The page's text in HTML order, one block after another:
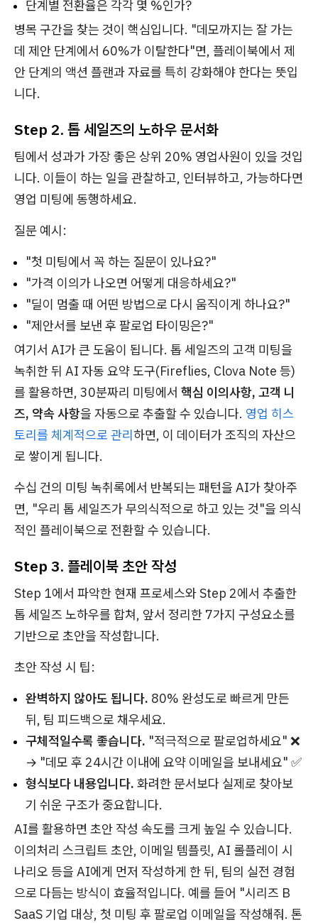
단계별 전환율은 각각 몇 %인가?
병목 구간을 찾는 것이 핵심입니다. "데모까지는 잘 가는
데 제안 단계에서 60%가 이탈한다"면, 플레이북에서 제
안 단계의 액션 플랜과 자료를 특히 강화해야 한다는 뜻입
니다.
Step 2. 톱 세일즈의 노하우 문서화
팀에서 성과가 가장 좋은 상위 20% 영업사원이 있을 것입
니다. 이들이 하는 일을 관찰하고, 인터뷰하고, 가능하다면
영업 미팅에 동행하세요.
질문 예시:
"첫 미팅에서 꼭 하는 질문이 있나요?"
"가격 이의가 나오면 어떻게 대응하세요?"
"딜이 멈출 때 어떤 방법으로 다시 움직이게 하나요?"
"제안서를 보낸 후 팔로업 타이밍은?"
여기서 AI가 큰 도움이 됩니다. 톱 세일즈의 고객 미팅을
녹취한 뒤 AI 자동 요약 도구(Fireflies, Clova Note 등)
를 활용하면, 30분짜리 미팅에서 핵심 이의사항, 고객 니
즈, 약속 사항을 자동으로 추출할 수 있습니다. 영업 히스
토리를 체계적으로 관리하면, 이 데이터가 조직의 자산으
로 쌓이게 됩니다.
수십 건의 미팅 녹취록에서 반복되는 패턴을 AI가 찾아주
면, "우리 톱 세일즈가 무의식적으로 하고 있는 것"을 의식
적인 플레이북으로 전환할 수 있습니다.
Step 3. 플레이북 초안 작성
Step 1에서 파악한 현재 프로세스와 Step 2에서 추출한
톱 세일즈 노하우를 합쳐, 앞서 정리한 7가지 구성요소를
기반으로 초안을 작성합니다.
초안 작성 시 팁:
완벽하지 않아도 됩니다. 80% 완성도로 빠르게 만든
뒤, 팀 피드백으로 채우세요.
구체적일수록 좋습니다. "적극적으로 팔로업하세요" ❌
→ "데모 후 24시간 이내에 요약 이메일을 보내세요" ✅
형식보다 내용입니다. 화려한 문서보다 실제로 찾아보
기 쉬운 구조가 중요합니다.
AI를 활용하면 초안 작성 속도를 크게 높일 수 있습니다.
이의처리 스크립트 초안, 이메일 템플릿, AI 롤플레이 시
나리오 등을 AI에게 먼저 작성하게 한 뒤, 팀의 실전 경험
으로 다듬는 방식이 효율적입니다. 예를 들어 "시리즈 B
SaaS 기업 대상, 첫 미팅 후 팔로업 이메일을 작성해줘. 톤